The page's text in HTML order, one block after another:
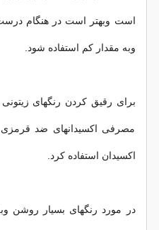
است وبهتر است در هنگام درست
وبه مقدار کم استفاده شود.
مصرفی اکسیدانهای ضد
اکسیدان استفاده کرد.
در مورد رنگهای بسیار روشن